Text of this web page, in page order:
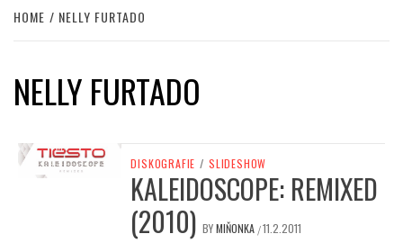
HOME NELLY FURTADO
NELLY FURTADO
DISKOGRAFIE / SLIDESHOW
KALEIDOSCOPE: REMIXED
(2010) BYMIŇONKA /11.2.2011